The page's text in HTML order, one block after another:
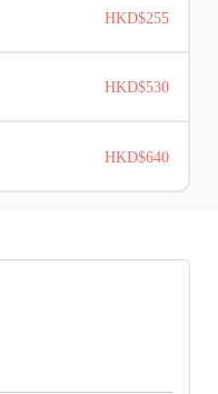
HKD$255
HKD$530
HKD$640